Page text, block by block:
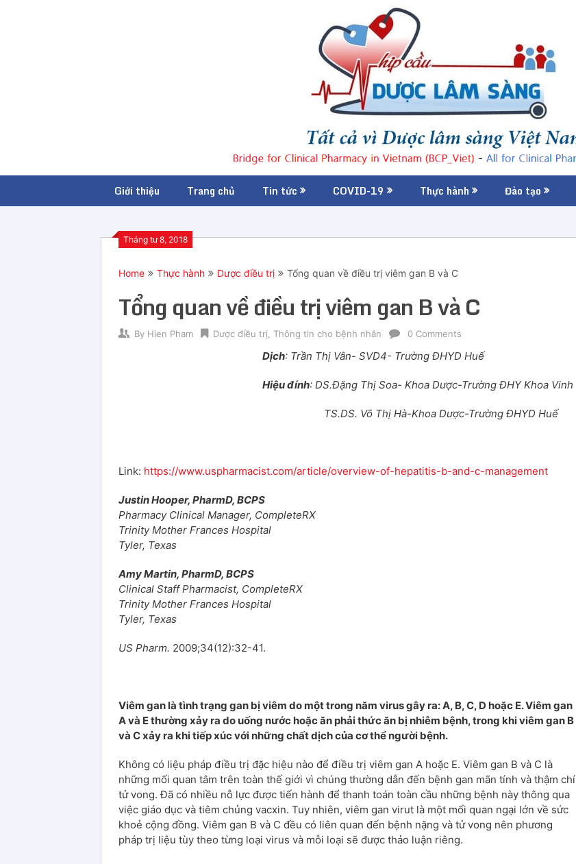
Giới thiệu Trang chủ Tin tức COVID-19 Thực hành Đào tạo
Tháng tư 8, 2018
Home Thực hành Dược điều trị Tổng quan về điều trị viêm gan B và C
Tổng quan về điều trị viêm gan B và C
By Hien Pham Dược điều trị Thông tin cho bệnh nhân 0 Comments
Dịch: Trần Thị Vân- SVD4- Trường ĐHYD Huế
Hiệu đính: DS.Đặng Thị Soa- Khoa Dược-Trường ĐHY Khoa Vinh
TS.DS. Võ Thị Hà-Khoa Dược-Trường ĐHYD Huế
Link: https://www.uspharmacist.com/article/overview-of-hepatitis-b-and-c-management
Justin Hooper, PharmD, BCPS
Pharmacy Clinical Manager, CompleteRX
Trinity Mother Frances Hospital
Tyler, Texas
Amy Martin, PharmD, BCPS
Clinical Staff Pharmacist, CompleteRX
Trinity Mother Frances Hospital
Tyler, Texas
US Pharm. 2009;34(12):32-41.
Viêm gan là tình trạng gan bị viêm do một trong năm virus gây ra: A, B, C, D hoặc E. Viêm gan
A và E thường xảy ra do uống nước hoặc ăn phải thức ăn bị nhiễm bệnh, trong khi viêm gan B
và C xảy ra khi tiếp xúc với những chất dịch của cơ thể người bệnh.
Không có liệu pháp điều trị đặc hiệu nào để điều trị viêm gan A hoặc E. Viêm gan B và C là
những mối quan tâm trên toàn thế giới vì chúng thường dẫn đến bệnh gan mãn tính và thậm chí
tử vong. Đã có nhiều nỗ lực được tiến hành để thanh toán toàn cầu những bệnh này thông qua
việc giáo dục và tiêm chủng vacxin. Tuy nhiên, viêm gan virut là một mối quan ngại lớn về sức
khoẻ cộng đồng. Viêm gan B và C đều có liên quan đến bệnh nặng và tử vong nên phương
pháp trị liệu tùy theo từng loại virus và mỗi loại sẽ được thảo luận riêng.